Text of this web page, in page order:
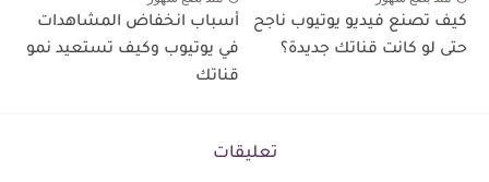
كيف تصنع فيديو يوتيوب ناجح
حتى لو كانت قناتك جديدة؟
أسباب انخفاض المشاهدات
في يوتيوب وكيف تستعيد نمو
قناتك
تعليقات